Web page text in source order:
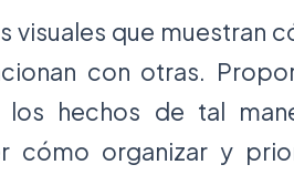
visuales que muestran
con otras.
hechos de tal
cómo organizar y